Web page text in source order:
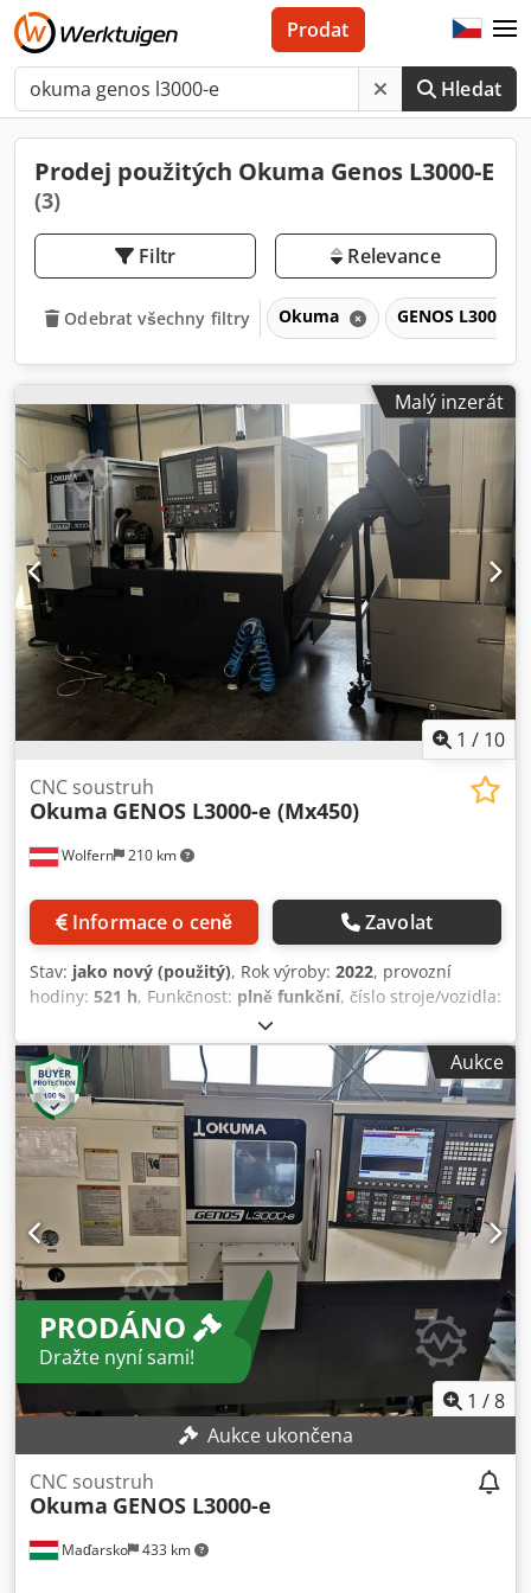
Hledat
Prodat
Prodej použitých Okuma Genos L3000-E
(3)
Filtr Relevance
Odebrat všechny filtry Okuma GENOS L3000-e
Malý inzerát
1 / 10
Wolfern 210 km
CNC soustruh
Okuma GENOS L3000-e (Mx450)
Informace o ceně Zavolat
Stav: jako nový (použitý), Rok výroby: 2022, provozní
hodiny: 521 h, Funkčnost: plně funkční, číslo stroje/vozidla:
, soustružnická délka:
průměr:300 mm, celková výška:2 210 mm, celková délka:
3 950 mm
, celková šířka: 2 260 mm
, celková hmotnost:
5 680 kg, Vybavení:dokumentace / manuál, NOVÁ CENA!!
Dkedpfoy Rx Tdex Actsr použitý soustruh Okuma stav jako
nový, pečlivě udržovaný 521 hodin provozu 347 hodin
provozu vřetene
Aukce
PRODÁNO
Dražte nyní sami!
1 /8
Aukce ukončena
Maďarsko 433 km
CNC soustruh
Okuma GENOS L3000-e